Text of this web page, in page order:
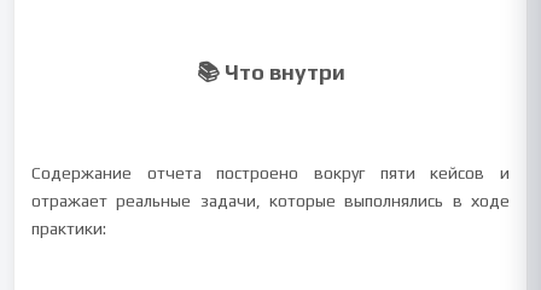
📚 Что внутри
Содержание отчета построено вокруг пяти кейсов и
отражает реальные задачи, которые выполнялись в ходе
практики: